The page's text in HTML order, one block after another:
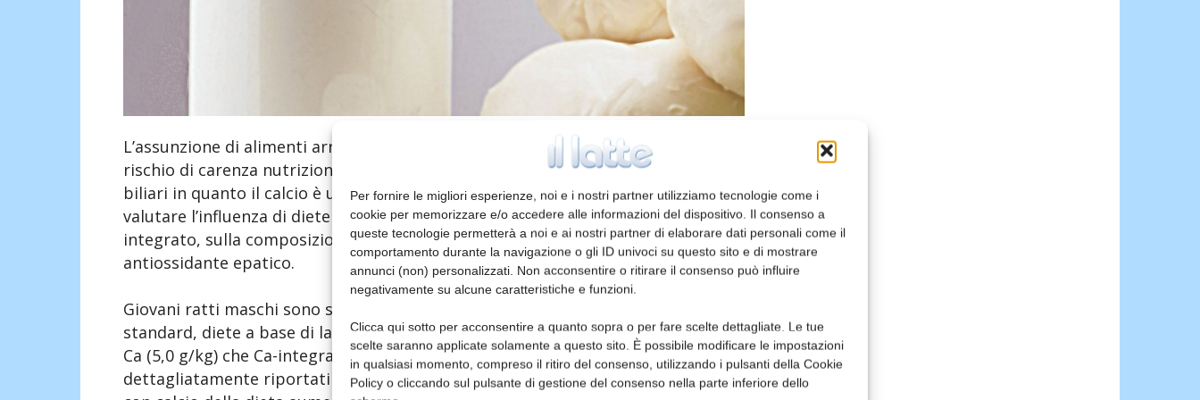
Per fornire le migliori esperienze, noi e i nostri partner utilizziamo tecnologie come i
cookie per memorizzare e/o accedere alle informazioni del dispositivo. Il consenso a
queste tecnologie permetterà a noi e ai nostri partner di elaborare dati personali come il
comportamento durante la navigazione o gli ID univoci su questo sito e di mostrare
annunci (non) personalizzati. Non acconsentire o ritirare il consenso può influire
negativamente su alcune caratteristiche e funzioni.
Clicca qui sotto per acconsentire a quanto sopra o per fare scelte dettagliate. Le tue
scelte saranno applicate solamente a questo sito. È possibile modificare le impostazioni
in qualsiasi momento, compreso il ritiro del consenso, utilizzando i pulsanti della Cookie
Policy o cliccando sul pulsante di gestione del consenso nella parte inferiore dello
L’assunzione di alimenti arricchiti in calcio è raccomandata per le persone a
rischio di carenza nutrizionale, ma per contro promuove la formazione di calcoli
biliari in quanto il calcio è un fattore di nucleazione. Obbiettivo dello studio
valutare l’influenza di diete a base di latte di vacca o di capra, sia normale sia Ca-
integrato, sulla composizione della bile, parametri biochimici e stato
antiossidante epatico.
Giovani ratti maschi sono stati divisi casualmente in sei gruppi, nutriti con dieta
standard, diete a base di latte di capra o di mucca, sia a normale contenuto di
Ca (5,0 g/kg) che Ca-integrato (10,0 g/kg) per 2 settimane. I risultati ottenuti,
dettagliatamente riportati e discussi, evidenziano come la supplementazione